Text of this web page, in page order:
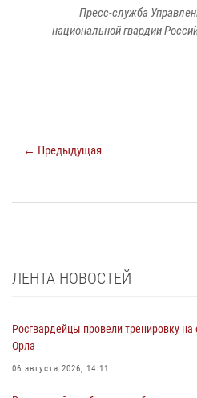
Пресс-служба
национальной гвардии
← Предыдущая
ЛЕНТА НОВОСТЕЙ
Росгвардейцы провели тренировку на
Орла
06 августа 2026, 14:11